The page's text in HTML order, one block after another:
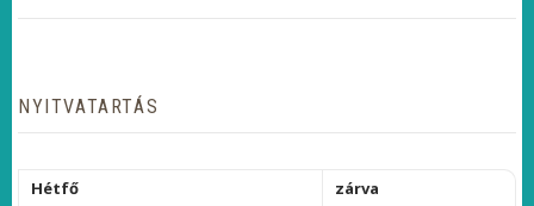
NYITVATARTÁS
Hétfő
zárva